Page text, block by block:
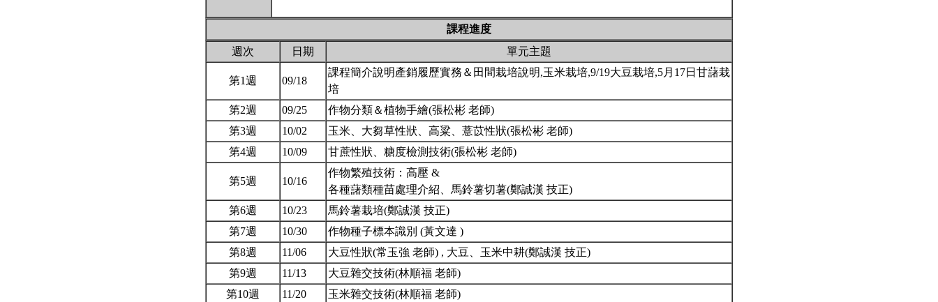
課程進度
週次
日期 單元主題
第1週 09/18
課程簡介說明產銷履歷實務＆田間栽培說明,玉米栽培,9/19大豆栽培,5月17日甘藷栽
培
第2週
09/25
作物分類＆植物手繪(張松彬 老師)
第3週
10/02
玉米、大芻草性狀、高粱、薏苡性狀(張松彬 老師)
第4週
10/09 甘蔗性狀、糖度檢測技術(張松彬 老師)
第5週 10/16
作物繁殖技術：高壓 &
各種藷類種苗處理介紹、馬鈴薯切薯(鄭誠漢 技正)
第6週
10/23
馬鈴薯栽培(鄭誠漢 技正)
第7週
10/30
作物種子標本識別 (黃文達 )
第8週
11/06
大豆性狀(常玉強 老師) , 大豆、玉米中耕(鄭誠漢 技正)
第9週
11/13
大豆雜交技術(林順福 老師)
第10週
11/20 玉米雜交技術(林順福 老師)